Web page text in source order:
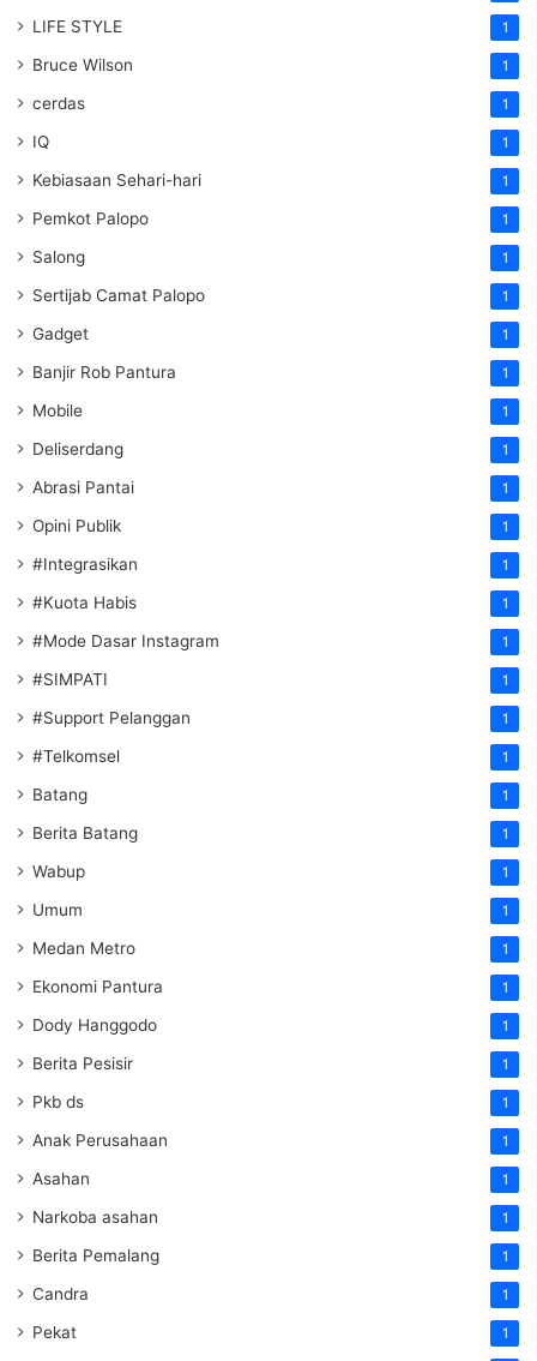
LIFE STYLE 1
Bruce Wilson 1
cerdas 1
IQ 1
Kebiasaan Sehari-hari 1
Pemkot Palopo 1
Salong 1
Sertijab Camat Palopo 1
Gadget 1
Banjir Rob Pantura 1
Mobile 1
Deliserdang 1
Abrasi Pantai 1
Opini Publik 1
#Integrasikan 1
#Kuota Habis 1
#Mode Dasar Instagram 1
#SIMPATI 1
#Support Pelanggan 1
#Telkomsel 1
Batang 1
Berita Batang 1
Wabup 1
Umum 1
Medan Metro 1
Ekonomi Pantura 1
Dody Hanggodo 1
Berita Pesisir 1
Pkb ds 1
Anak Perusahaan 1
Asahan 1
Narkoba asahan 1
Berita Pemalang 1
Candra 1
Pekat 1